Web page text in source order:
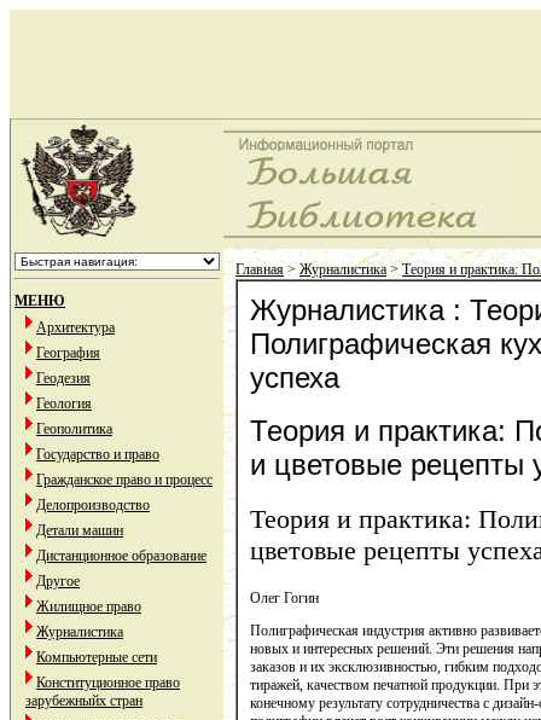
МЕНЮ
Архитектура
География
Геодезия
Геология
Геополитика
Государство и право
Гражданское право и процесс
Делопроизводство
Детали машин
Дистанционное образование
Другое
Жилищное право
Журналистика
Компьютерные сети
Конституционное право
зарубежныйх стран
Главная>Журналистика>Теория и практика:
Журналистика :
Полиграфическая
успеха
Теория и практика:
и цветовые рецепты
Теория и практика:
цветовые рецепты
Олег Гогин
Полиграфическая индустрия активно
новых и интересных решений. Эти решения
заказов и их эксклюзивностью, гибким
тиражей, качеством печатной продукции. При
конечному результату сотрудничества с